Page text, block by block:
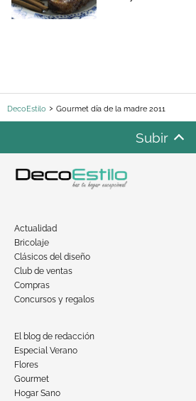
DecoEstilo Gourmet día de la madre 2011
Subir
Actualidad
Bricolaje
Clásicos del diseño
Club de ventas
Compras
Concursos y regalos
El blog de redacción
Especial Verano
Flores
Gourmet
Hogar Sano